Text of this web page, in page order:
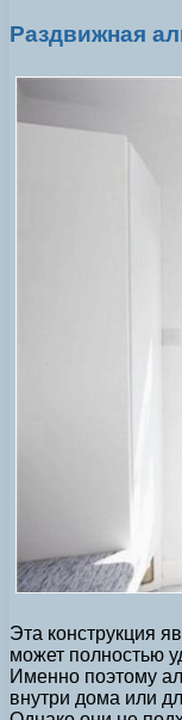
Раздвижная
Эта конструкция
может полностью
Именно поэтому
внутри дома или